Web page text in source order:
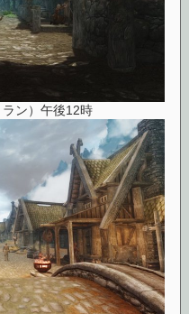
ン）午後12時